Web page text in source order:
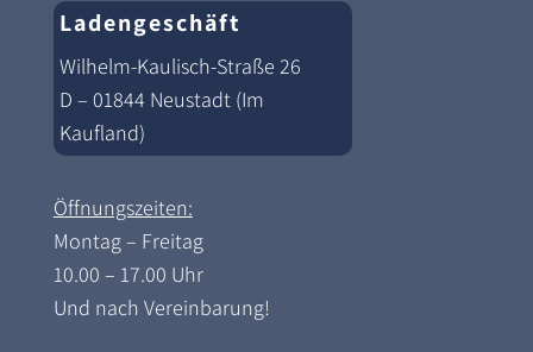
Ladengeschäft
Wilhelm-Kaulisch-Straße 26
D – 01844 Neustadt (Im
Kaufland)
Öffnungszeiten:
Montag – Freitag
10.00 – 17.00 Uhr
Und nach Vereinbarung!